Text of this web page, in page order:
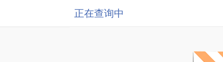
正在查询中